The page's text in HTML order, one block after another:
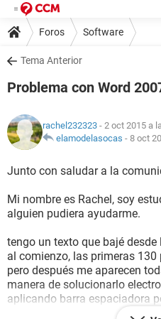
Foros Software
Tema Anterior
Problema con Word
rachel232323 - 2 oct 2015 a
elamodelasocas - 8 oct
Junto con saludar a la
Mi nombre es Rachel, soy
alguien pudiera ayudarme.
tengo un texto que bajé
al comienzo, las primeras
pero después me aparecen
manera de solucionarlo
aplicando barra espaciadora